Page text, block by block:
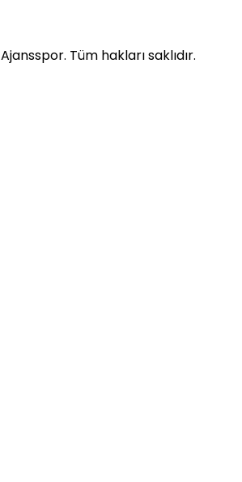
Ajansspor. Tüm hakları saklıdır.